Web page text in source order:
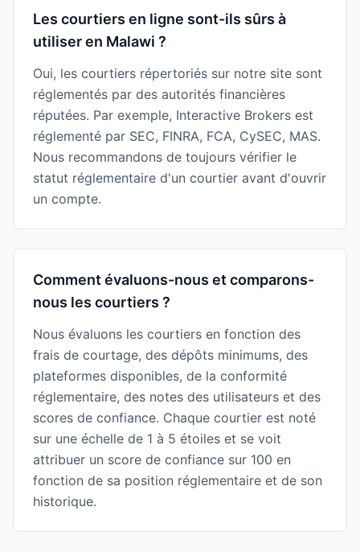
Les courtiers en ligne sont-ils sûrs à
utiliser en Malawi ?
Oui, les courtiers répertoriés sur notre site sont
réglementés par des autorités financières
réputées. Par exemple, Interactive Brokers est
réglementé par SEC, FINRA, FCA, CySEC, MAS.
Nous recommandons de toujours vérifier le
statut réglementaire d'un courtier avant d'ouvrir
un compte.
Comment évaluons-nous et comparons-
nous les courtiers ?
Nous évaluons les courtiers en fonction des
frais de courtage, des dépôts minimums, des
plateformes disponibles, de la conformité
réglementaire, des notes des utilisateurs et des
scores de confiance. Chaque courtier est noté
sur une échelle de 1 à 5 étoiles et se voit
attribuer un score de confiance sur 100 en
fonction de sa position réglementaire et de son
historique.